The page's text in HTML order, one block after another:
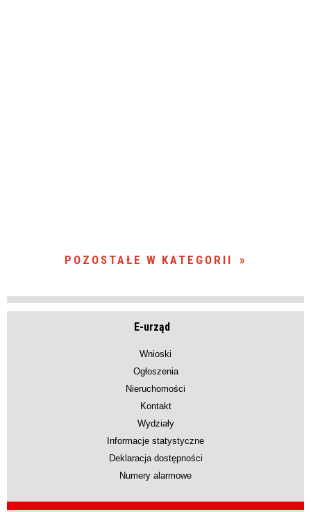
POZOSTAŁE W KATEGORII
E-urząd
Wnioski
Ogłoszenia
Nieruchomości
Kontakt
Wydziały
Informacje statystyczne
Deklaracja dostępności
Numery alarmowe